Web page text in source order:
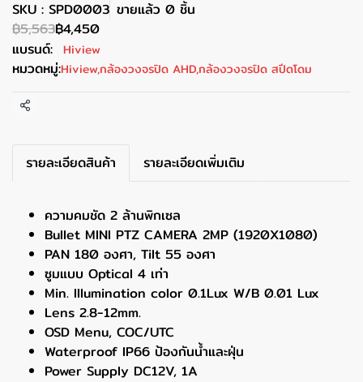
SKU : SPD0003 ขายแล้ว 0 ชิ้น
฿5,563฿4,450
แบรนด์: Hiview
หมวดหมู่:Hiview,กล้องวงจรปิด AHD,กล้องวงจรปิด สปีดโดม
แชร์
รายละเอียดสินค้า รายละเอียดเพิ่มเติม
ความคมชัด 2 ล้านพิกเซล
Bullet MINI PTZ CAMERA 2MP (1920X1080)
PAN 180 องศา, Tilt 55 องศา
ซูมแบบ Optical 4 เท่า
Min. Illumination color 0.1Lux W/B 0.01 Lux
Lens 2.8-12mm.
OSD Menu, COC/UTC
Waterproof IP66 ป้องกันน้ำและฝุ่น
Power Supply DC12V, 1A